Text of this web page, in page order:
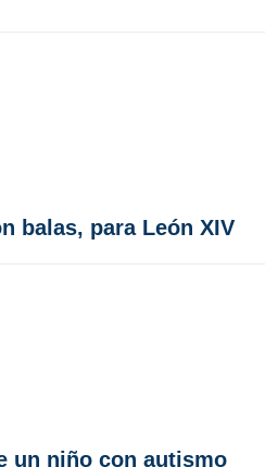
balas, para León XIV
un niño con autismo